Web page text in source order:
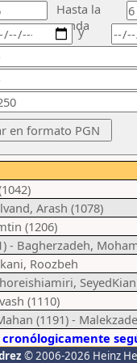
Hasta la
ronda
y
Arash (1078)
(1206)
- Bagherzadeh,
Roozbeh
SeyedKian
(1110)
(1191) -
© 2006-2026 Heinz